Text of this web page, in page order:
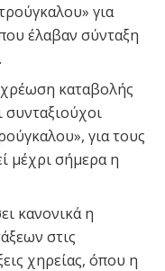
για
έλαβαν σύνταξη
καταβολής
για τους
μέχρι σήμερα η
κανονικά η
στις
χηρείας, όπου η